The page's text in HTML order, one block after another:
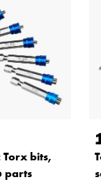
bits,
parts